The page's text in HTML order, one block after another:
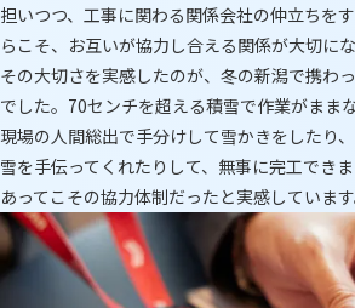
担いつつ、工事に関わる関係会社の仲立ちを
らこそ、お互いが協力し合える関係が大切にな
その大切さを実感したのが、冬の新潟で携わ
でした。70センチを超える積雪で作業がまま
現場の人間総出で手分けして雪かきをしたり
雪を手伝ってくれたりして、無事に完工でき
あってこその協力体制だったと実感しています